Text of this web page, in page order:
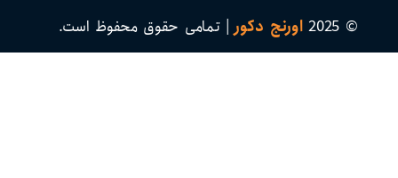
© 2025 اورنج دکور| تمامی حقوق محفوظ است.​​​​​​​